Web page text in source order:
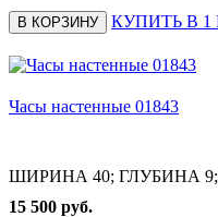
В КОРЗИНУ КУПИТЬ В 1
Часы настенные 01843
ШИРИНА 40; ГЛУБИНА
15 500 руб.